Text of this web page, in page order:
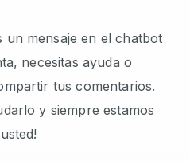
un mensaje en el chatbot
necesitas ayuda o
tus comentarios.
y siempre estamos